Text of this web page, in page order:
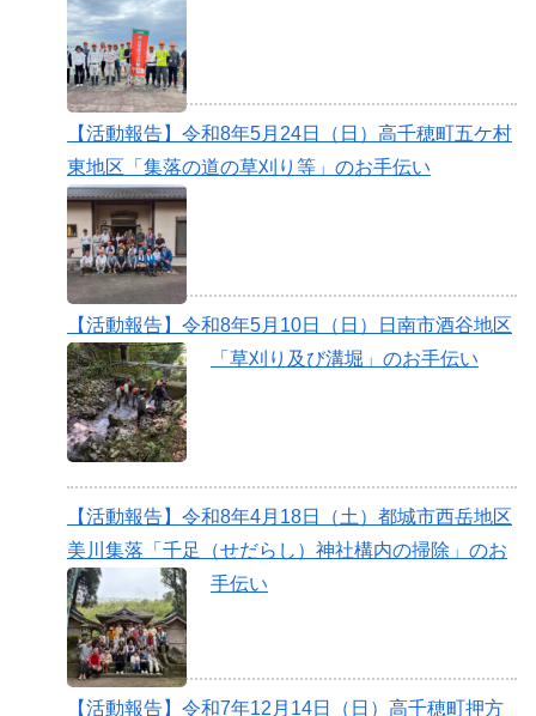
【活動報告】令和8年5月24日（日）高千穂町五ケ村
東地区「集落の道の草刈り等」のお手伝い
【活動報告】令和8年5月10日（日）日南市酒谷地区
「草刈り及び溝堀」のお手伝い
【活動報告】令和8年4月18日（土）都城市西岳地区
美川集落「千足（せだらし）神社構内の掃除」のお
手伝い
【活動報告】令和7年12月14日（日）高千穂町押方